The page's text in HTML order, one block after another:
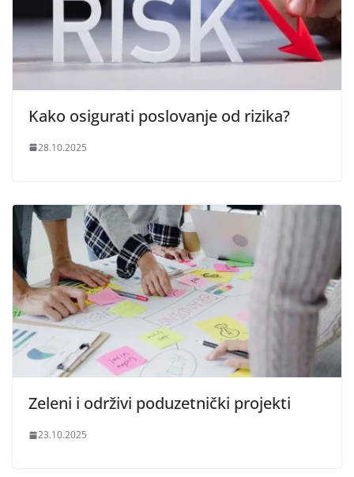
Kako osigurati poslovanje od rizika?
28.10.2025
Zeleni i održivi poduzetnički projekti
23.10.2025